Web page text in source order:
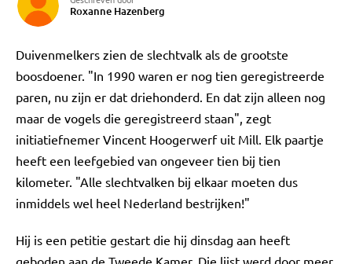
Roxanne Hazenberg
Duivenmelkers zien de slechtvalk als de grootste
boosdoener. "In 1990 waren er nog tien geregistreerde
paren, nu zijn er dat driehonderd. En dat zijn alleen nog
maar de vogels die geregistreerd staan", zegt
initiatiefnemer Vincent Hoogerwerf uit Mill. Elk paartje
heeft een leefgebied van ongeveer tien bij tien
kilometer. "Alle slechtvalken bij elkaar moeten dus
inmiddels wel heel Nederland bestrijken!"
Hij is een petitie gestart die hij dinsdag aan heeft
geboden aan de Tweede Kamer. Die lijst werd door meer